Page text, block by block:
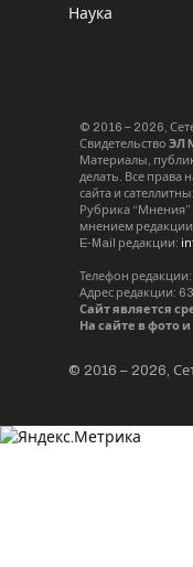
Наука
© 2016 – 2026,
Свидетельство ЭЛ
Материалы,
делать. Все права
сайта и
Рубрика “Мнения”
мнением редакции.
E-Mail редакции:
Телефон
Адрес редакции:
Сайт является
На сайте в фото
© 2016 – 2026,